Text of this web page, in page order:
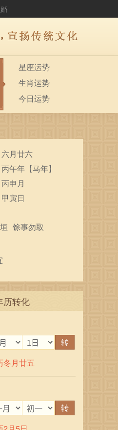
星座运势
生肖运势
今日运势
六月廿六
丙午年【马年】
丙申月
甲寅日
馀事勿取
历转化
转
冬月廿五
转